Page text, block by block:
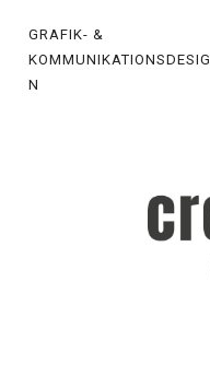
GRAFIK- &
KOMMUNIKATIONSDESIG
N